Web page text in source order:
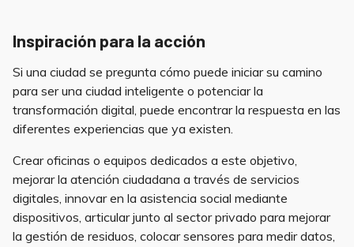
Inspiración para la acción
Si una ciudad se pregunta cómo puede iniciar su camino
para ser una ciudad inteligente o potenciar la
transformación digital, puede encontrar la respuesta en las
diferentes experiencias que ya existen.
Crear oficinas o equipos dedicados a este objetivo,
mejorar la atención ciudadana a través de servicios
digitales, innovar en la asistencia social mediante
dispositivos, articular junto al sector privado para mejorar
la gestión de residuos, colocar sensores para medir datos,